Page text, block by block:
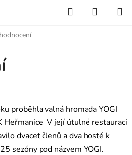
Hledat
KOŠÍK
proběhla valná hromada YOGI
Heřmanice. V její útulné restauraci
dvacet členů a dva hosté k
sezóny pod názvem YOGI.